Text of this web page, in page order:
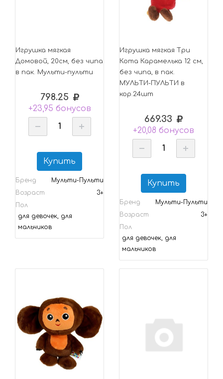
Игрушка мягкая
Домовой, 20см, без чипа
в пак. Мульти-пульти
798.25
+23,95 бонусов
Купить
Бренд
Мульти-Пульти
Возраст
3+
Пол
для девочек, для
мальчиков
Игрушка мягкая Три
Кота Карамелька 12 см,
без чипа, в пак.
МУЛЬТИ-ПУЛЬТИ в
кор.24шт
669.33
+20,08 бонусов
Купить
Бренд
Мульти-Пульти
Возраст
3+
Пол
для девочек, для
мальчиков